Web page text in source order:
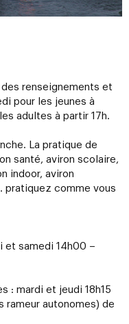
renseignements et
pour les jeunes à
adultes à partir 17h.
La pratique de
santé, aviron scolaire,
indoor, aviron
comme vous
et samedi 14h00 –
: mardi et jeudi 18h15
rameur autonomes) de